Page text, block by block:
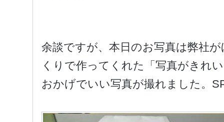
余談ですが、本日のお写真は弊社
くりで作ってくれた「写真がきれ
おかげでいい写真が撮れました。